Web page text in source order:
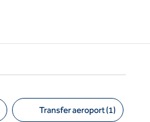
Transfer aeroport (1)